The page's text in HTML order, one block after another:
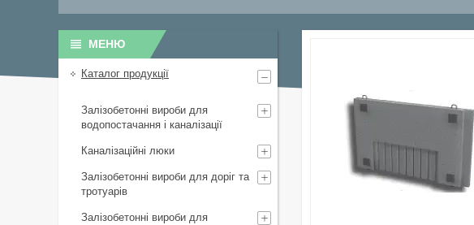
Каталог продукції
Залізобетонні вироби для
водопостачання і каналізації
Каналізаційні люки
Залізобетонні вироби для доріг та
тротуарів
Залізобетонні вироби для